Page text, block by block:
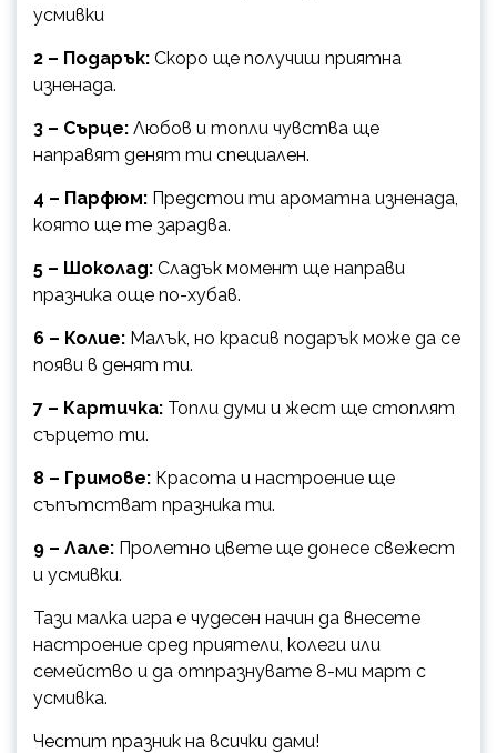
усмивки
2 – Подарък: Скоро ще получиш приятна
изненада.
3 – Сърце: Любов и топли чувства ще
направят денят ти специален.
4 – Парфюм: Предстои ти ароматна изненада,
която ще те зарадва.
5 – Шоколад: Сладък момент ще направи
празника още по-хубав.
6 – Колие: Малък, но красив подарък може да се
появи в денят ти.
7 – Картичка: Топли думи и жест ще стоплят
сърцето ти.
8 – Гримове: Красота и настроение ще
съпътстват празника ти.
9 – Лале: Пролетно цвете ще донесе свежест
и усмивки.
Тази малка игра е чудесен начин да внесете
настроение сред приятели, колеги или
семейство и да отпразнувате 8-ми март с
усмивка.
Честит празник на всички дами!